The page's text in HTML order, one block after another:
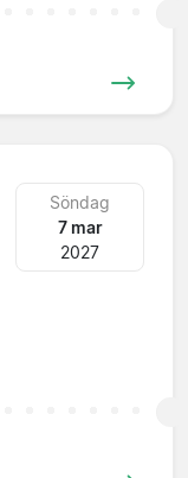
Söndag
7 mar
2027